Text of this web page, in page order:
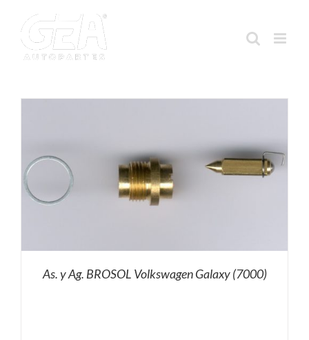
contenido
As. y Ag. BROSOL Volkswagen Galaxy (7000)